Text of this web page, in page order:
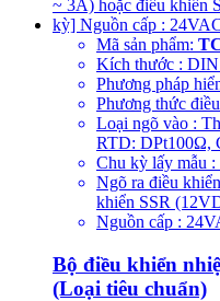
Mã sản phẩm:
Kích thước :
Phương pháp
Phương thức
Loại ngõ vào :
RTD: DPt100Ω,
Chu kỳ lấy mẫu :
Ngõ ra điều
khiển SSR
Nguồn cấp :
Bộ điều khiển
(Loại tiêu chuẩn)